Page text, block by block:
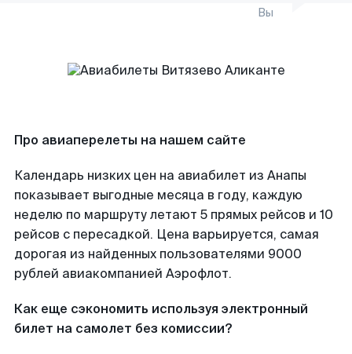
Вы
Про авиаперелеты на нашем сайте
Календарь низких цен на авиабилет из Анапы
показывает выгодные месяца в году, каждую
неделю по маршруту летают 5 прямых рейсов и 10
рейсов с пересадкой. Цена варьируется, самая
дорогая из найденных пользователями 9000
рублей авиакомпанией Аэрофлот.
Как еще сэкономить используя электронный
билет на самолет без комиссии?